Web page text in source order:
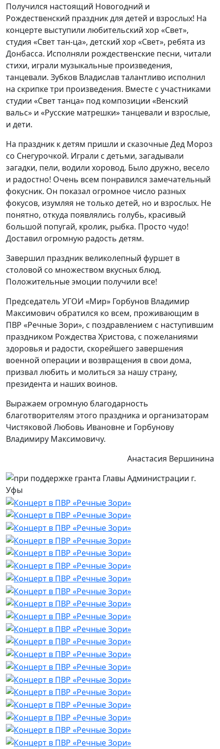
Получился настоящий Новогодний и
Рождественский праздник для детей и взрослых! На
концерте выступили любительский хор «Свет»,
студия «Свет тан-ца», детский хор «Свет», ребята из
Донбасса. Исполняли рождественские песни, читали
стихи, играли музыкальные произведения,
танцевали. Зубков Владислав талантливо исполнил
на скрипке три произведения. Вместе с участниками
студии «Свет танца» под композиции «Венский
вальс» и «Русские матрешки» танцевали и взрослые,
и дети.
На праздник к детям пришли и сказочные Дед Мороз
со Снегурочкой. Играли с детьми, загадывали
загадки, пели, водили хоровод. Было дружно, весело
и радостно! Очень всем понравился замечательный
фокусник. Он показал огромное число разных
фокусов, изумляя не только детей, но и взрослых. Не
понятно, откуда появлялись голубь, красивый
большой попугай, кролик, рыбка. Просто чудо!
Доставил огромную радость детям.
Завершил праздник великолепный фуршет в
столовой со множеством вкусных блюд.
Положительные эмоции получили все!
Председатель УГОИ «Мир» Горбунов Владимир
Максимович обратился ко всем, проживающим в
ПВР «Речные Зори», с поздравлением с наступившим
праздником Рождества Христова, с пожеланиями
здоровья и радости, скорейшего завершения
военной операции и возвращения в свои дома,
призвал любить и молиться за нашу страну,
президента и наших воинов.
Выражаем огромную благодарность
благотворителям этого праздника и организаторам
Чистяковой Любовь Ивановне и Горбунову
Владимиру Максимовичу.
Анастасия Вершинина